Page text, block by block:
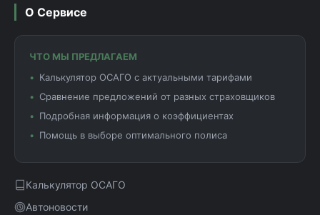
О Сервисе
ЧТО МЫ ПРЕДЛАГАЕМ
Калькулятор ОСАГО с актуальными тарифами
Сравнение предложений от разных страховщиков
Подробная информация о коэффициентах
Помощь в выборе оптимального полиса
Калькулятор ОСАГО
Автоновости